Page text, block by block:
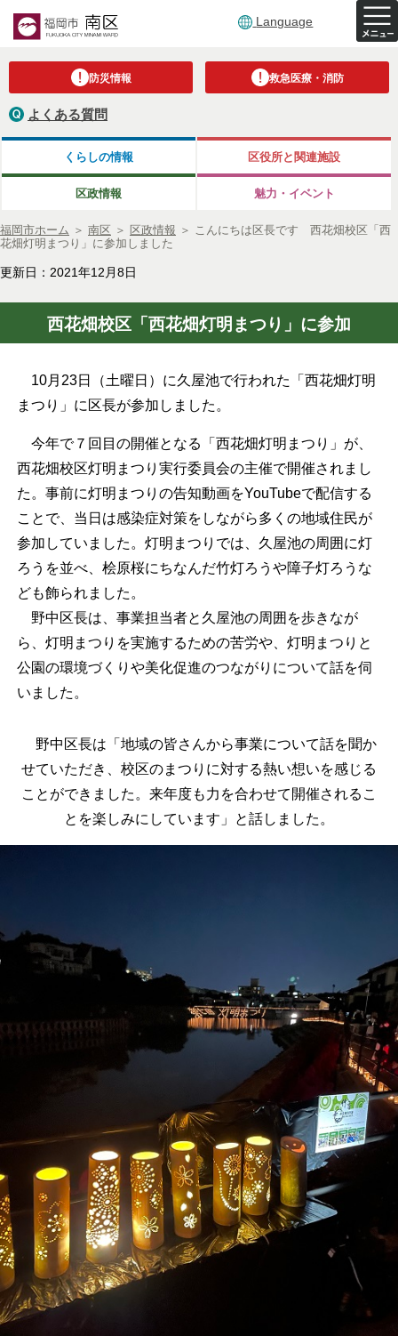
Language
防災情報 救急医療・消防
よくある質問
くらしの情報 区役所と関連施設
区政情報 魅力・イベント
福岡市ホーム ＞ 南区 ＞ 区政情報 ＞ こんにちは区長です 西花畑校区「西
花畑灯明まつり」に参加しました
更新日：2021年12月8日
西花畑校区「西花畑灯明まつり」に参加
10月23日（土曜日）に久屋池で行われた「西花畑灯明
まつり」に区長が参加しました。
今年で７回目の開催となる「西花畑灯明まつり」が、
西花畑校区灯明まつり実行委員会の主催で開催されまし
た。事前に灯明まつりの告知動画をYouTubeで配信する
ことで、当日は感染症対策をしながら多くの地域住民が
参加していました。灯明まつりでは、久屋池の周囲に灯
ろうを並べ、桧原桜にちなんだ竹灯ろうや障子灯ろうな
ども飾られました。
野中区長は、事業担当者と久屋池の周囲を歩きなが
ら、灯明まつりを実施するための苦労や、灯明まつりと
公園の環境づくりや美化促進のつながりについて話を伺
いました。
野中区長は「地域の皆さんから事業について話を聞か
せていただき、校区のまつりに対する熱い想いを感じる
ことができました。来年度も力を合わせて開催されるこ
とを楽しみにしています」と話しました。